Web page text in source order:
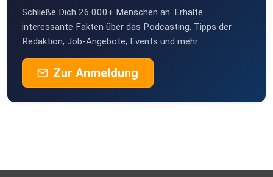
Schließe Dich 26.000+ Menschen an. Erhalte
interessante Fakten über das Podcasting, Tipps der
Redaktion, Job-Angebote, Events und mehr.
Zur Anmeldung